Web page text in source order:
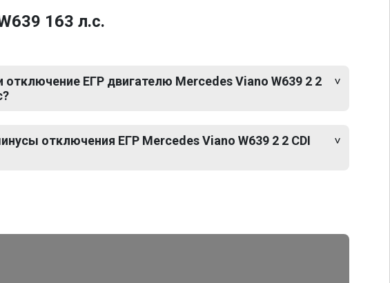
163 л.с.
отключение ЕГР двигателю Mercedes Viano W639 2 2
отключения ЕГР Mercedes Viano W639 2 2 CDI